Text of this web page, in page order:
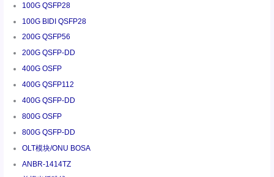
100G QSFP28
100G BIDI QSFP28
200G QSFP56
200G QSFP-DD
400G OSFP
400G QSFP112
400G QSFP-DD
800G OSFP
800G QSFP-DD
OLT模块/ONU BOSA
ANBR-1414TZ